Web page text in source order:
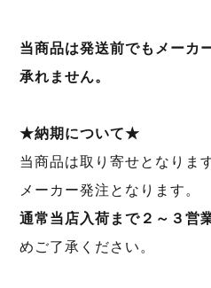
当商品は発送前でもメーカ
承れません。
★納期について★
当商品は取り寄せとなりま
メーカー発注となります。
通常当店入荷まで２～３営
めご了承ください。